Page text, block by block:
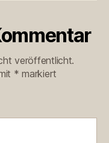
veröffentlicht.
* markiert